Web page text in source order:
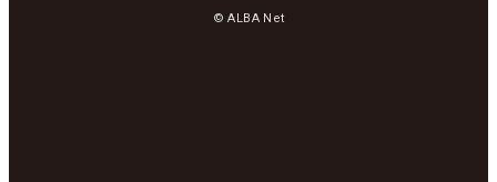
© ALBA Net